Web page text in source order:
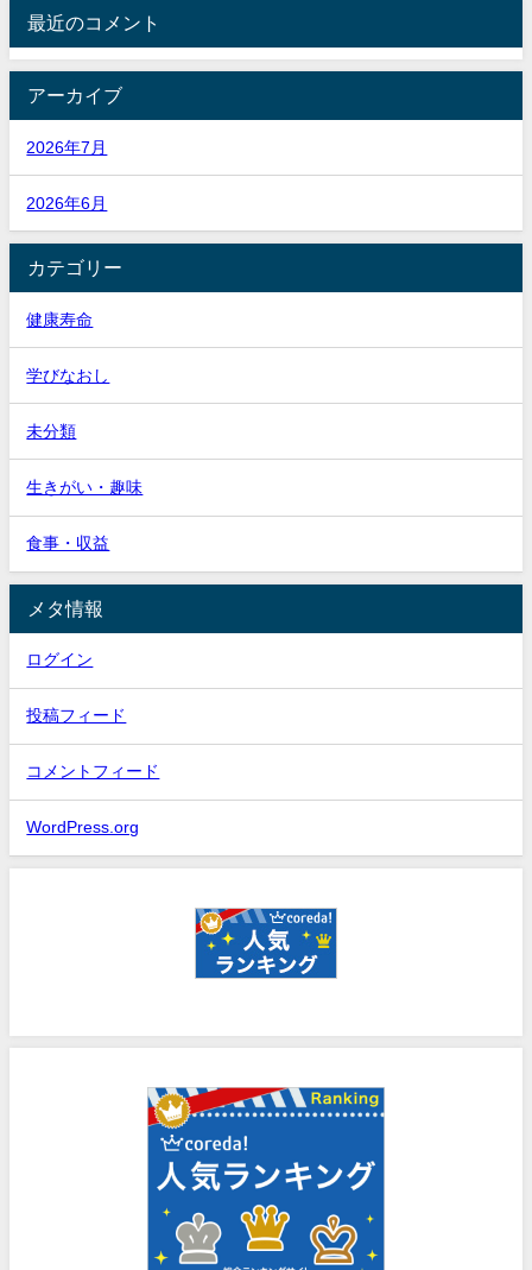
最近のコメント
アーカイブ
2026年7月
2026年6月
カテゴリー
健康寿命
学びなおし
未分類
生きがい・趣味
食事・収益
メタ情報
ログイン
投稿フィード
コメントフィード
WordPress.org